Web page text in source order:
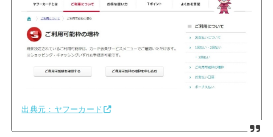
出典元：ヤフーカード